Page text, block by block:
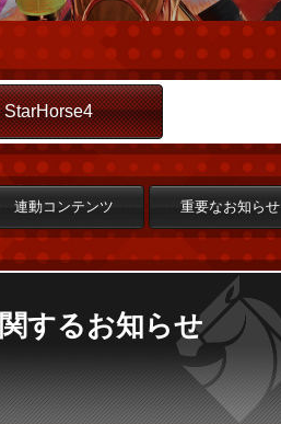
StarHorse4
連動コンテンツ 重要なお知らせ
するお知らせ